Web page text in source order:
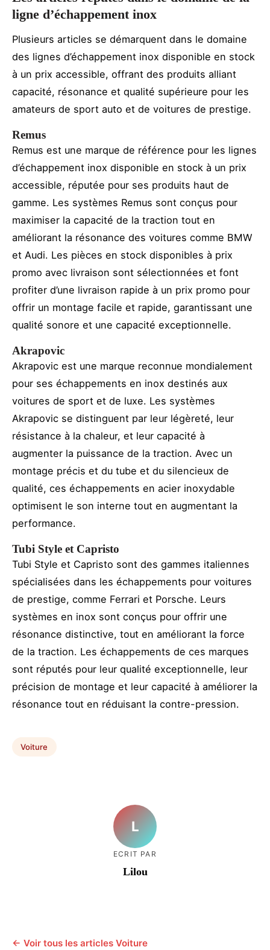
ligne d’échappement inox
Plusieurs articles se démarquent dans le domaine
des lignes d’échappement inox disponible en stock
à un prix accessible, offrant des produits alliant
capacité, résonance et qualité supérieure pour les
amateurs de sport auto et de voitures de prestige.
Remus
Remus est une marque de référence pour les lignes
d’échappement inox disponible en stock à un prix
accessible, réputée pour ses produits haut de
gamme. Les systèmes Remus sont conçus pour
maximiser la capacité de la traction tout en
améliorant la résonance des voitures comme BMW
et Audi. Les pièces en stock disponibles à prix
promo avec livraison sont sélectionnées et font
profiter d’une livraison rapide à un prix promo pour
offrir un montage facile et rapide, garantissant une
qualité sonore et une capacité exceptionnelle.
Akrapovic
Akrapovic est une marque reconnue mondialement
pour ses échappements en inox destinés aux
voitures de sport et de luxe. Les systèmes
Akrapovic se distinguent par leur légèreté, leur
résistance à la chaleur, et leur capacité à
augmenter la puissance de la traction. Avec un
montage précis et du tube et du silencieux de
qualité, ces échappements en acier inoxydable
optimisent le son interne tout en augmentant la
performance.
Tubi Style et Capristo
Tubi Style et Capristo sont des gammes italiennes
spécialisées dans les échappements pour voitures
de prestige, comme Ferrari et Porsche. Leurs
systèmes en inox sont conçus pour offrir une
résonance distinctive, tout en améliorant la force
de la traction. Les échappements de ces marques
sont réputés pour leur qualité exceptionnelle, leur
précision de montage et leur capacité à améliorer la
résonance tout en réduisant la contre-pression.
Voiture
L
ECRIT PAR
Lilou
← Voir tous les articles Voiture